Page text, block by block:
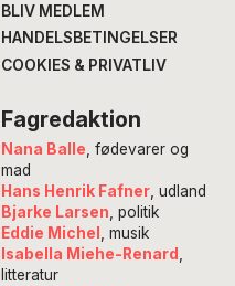
BLIV MEDLEM
HANDELSBETINGELSER
COOKIES & PRIVATLIV
Fagredaktion
Nana Balle , fødevarer og
mad
Hans Henrik Fafner, udland
Bjarke Larsen , politik
Eddie Michel
, musik
Isabella Miehe-Renard
litteratur